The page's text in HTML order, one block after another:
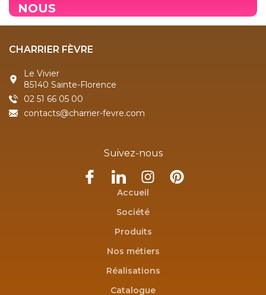
NOUS
CHARRIER FÈVRE
Le Vivier
85140 Sainte-Florence
02 51 66 05 00
contacts@charrier-fevre.com
Suivez-nous
Accueil
Société
Produits
Nos métiers
Réalisations
Catalogue